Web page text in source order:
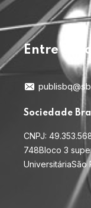
Entre em
Sociedade
CNPJ:
748Bloco 3
UniversitáriaSão